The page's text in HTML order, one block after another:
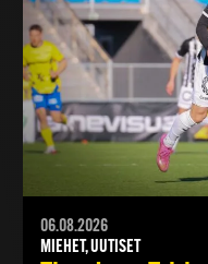
06.08.2026
MIEHET, UUTISET